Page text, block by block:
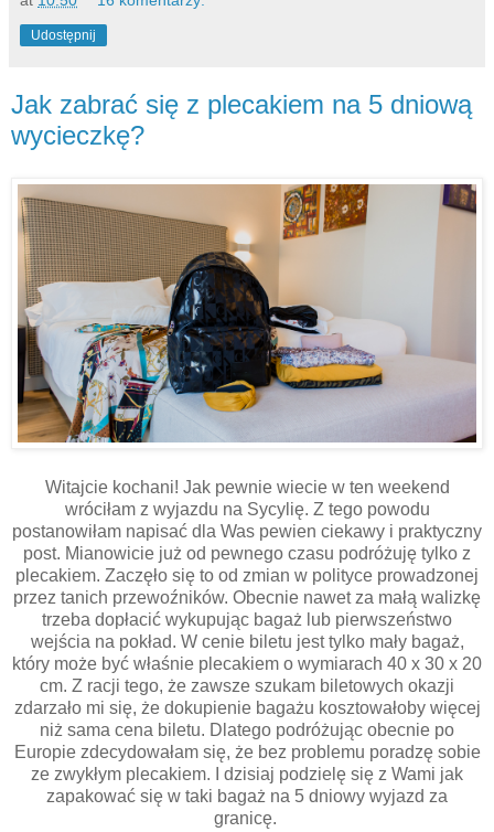
Udostępnij
Jak zabrać się z plecakiem na 5 dniową
wycieczkę?
Witajcie kochani! Jak pewnie wiecie w ten weekend
wróciłam z wyjazdu na Sycylię. Z tego powodu
postanowiłam napisać dla Was pewien ciekawy i praktyczny
post. Mianowicie już od pewnego czasu podróżuję tylko z
plecakiem. Zaczęło się to od zmian w polityce prowadzonej
przez tanich przewoźników. Obecnie nawet za małą walizkę
trzeba dopłacić wykupując bagaż lub pierwszeństwo
wejścia na pokład. W cenie biletu jest tylko mały bagaż,
który może być właśnie plecakiem o wymiarach 40 x 30 x 20
cm. Z racji tego, że zawsze szukam biletowych okazji
zdarzało mi się, że dokupienie bagażu kosztowałoby więcej
niż sama cena biletu. Dlatego podróżując obecnie po
Europie zdecydowałam się, że bez problemu poradzę sobie
ze zwykłym plecakiem. I dzisiaj podzielę się z Wami jak
zapakować się w taki bagaż na 5 dniowy wyjazd za
granicę.